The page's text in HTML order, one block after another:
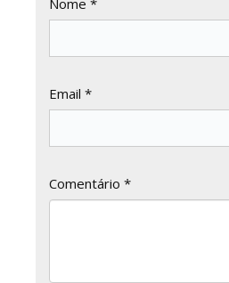
Nome *
Email *
Comentário *